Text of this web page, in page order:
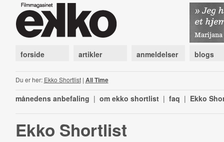
forside artikler anmeldelser blogs
Du er her: Ekko Shortlist| All Time
månedens anbefaling | om ekko shortlist | faq | Ekko
Ekko Shortlist